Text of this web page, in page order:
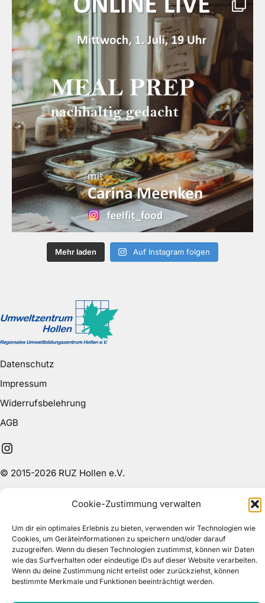
Cookie-Zustimmung verwalten
Um dir ein optimales Erlebnis zu bieten, verwenden wir Technologien wie
Cookies, um Geräteinformationen zu speichern und/oder darauf
zuzugreifen. Wenn du diesen Technologien zustimmst, können wir Daten
wie das Surfverhalten oder eindeutige IDs auf dieser Website verarbeiten.
Wenn du deine Zustimmung nicht erteilst oder zurückziehst, können
bestimmte Merkmale und Funktionen beeinträchtigt werden.
Mehr laden Auf Instagram folgen
© 2015-2026 RUZ Hollen e.V.
Datenschutz
Impressum
Widerrufsbelehrung
AGB